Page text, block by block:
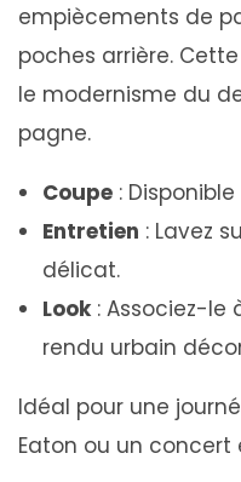
empiècements de
poches arrière.
le modernisme du
pagne.
Coupe :
Entretien : Lavez
délicat.
Look : Associez-le
rendu urbain
Idéal pour une
Eaton ou un concert